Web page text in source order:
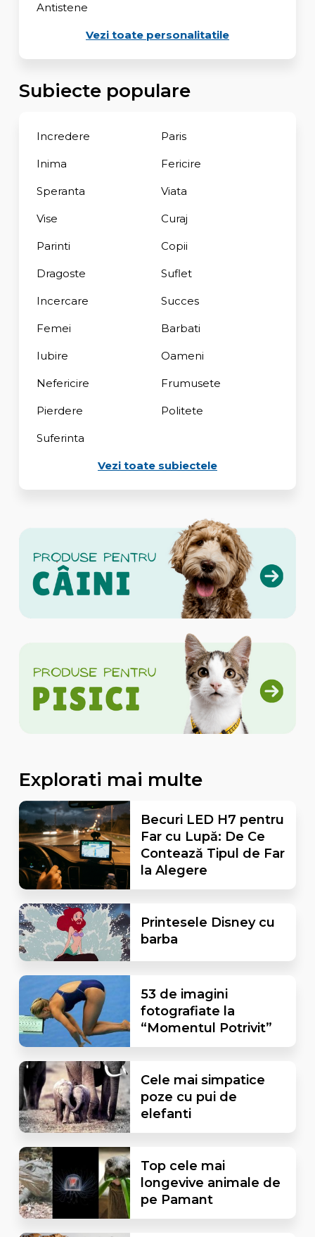
Antistene
Vezi toate personalitatile
Subiecte populare
Incredere Paris
Inima Fericire
Speranta Viata
Vise Curaj
Parinti Copii
Dragoste Suflet
Incercare Succes
Femei Barbati
Iubire Oameni
Nefericire Frumusete
Pierdere Politete
Suferinta
Vezi toate subiectele
Explorati mai multe
Becuri LED H7 pentru
Far cu Lupă: De Ce
Contează Tipul de Far
la Alegere
Printesele Disney cu
barba
53 de imagini
fotografiate la
“Momentul Potrivit”
Cele mai simpatice
poze cu pui de
elefanti
Top cele mai
longevive animale de
pe Pamant